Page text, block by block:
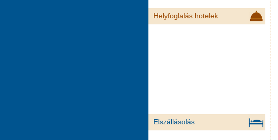
Helyfoglalás hotelek
Elszállásolás